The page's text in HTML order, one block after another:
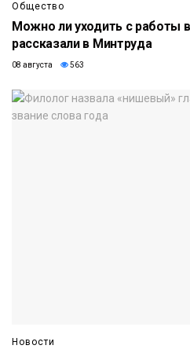
Общество
Можно ли уходить с работы
рассказали в Минтруда
08 августа 563
Новости